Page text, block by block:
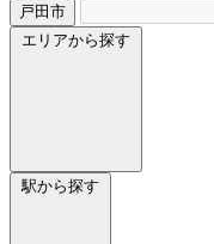
戸田市
エリアから探す
駅から探す